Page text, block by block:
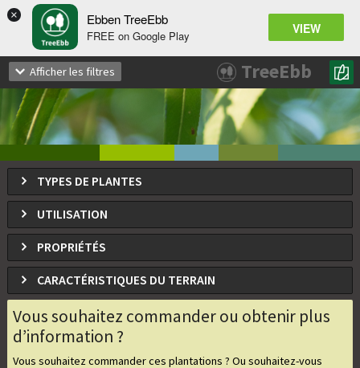
× Ebben TreeEbb
FREE on Google Play VIEW
Salix pentandra
Saule laurier
TYPES DE PLANTES
UTILISATION
PROPRIÉTÉS
CARACTÉRISTIQUES DU TERRAIN
Vous souhaitez commander ou obtenir plus
d’information ?
Vous souhaitez commander ces plantations ? Ou souhaitez-vous
Afficher les filtres TreeEbb